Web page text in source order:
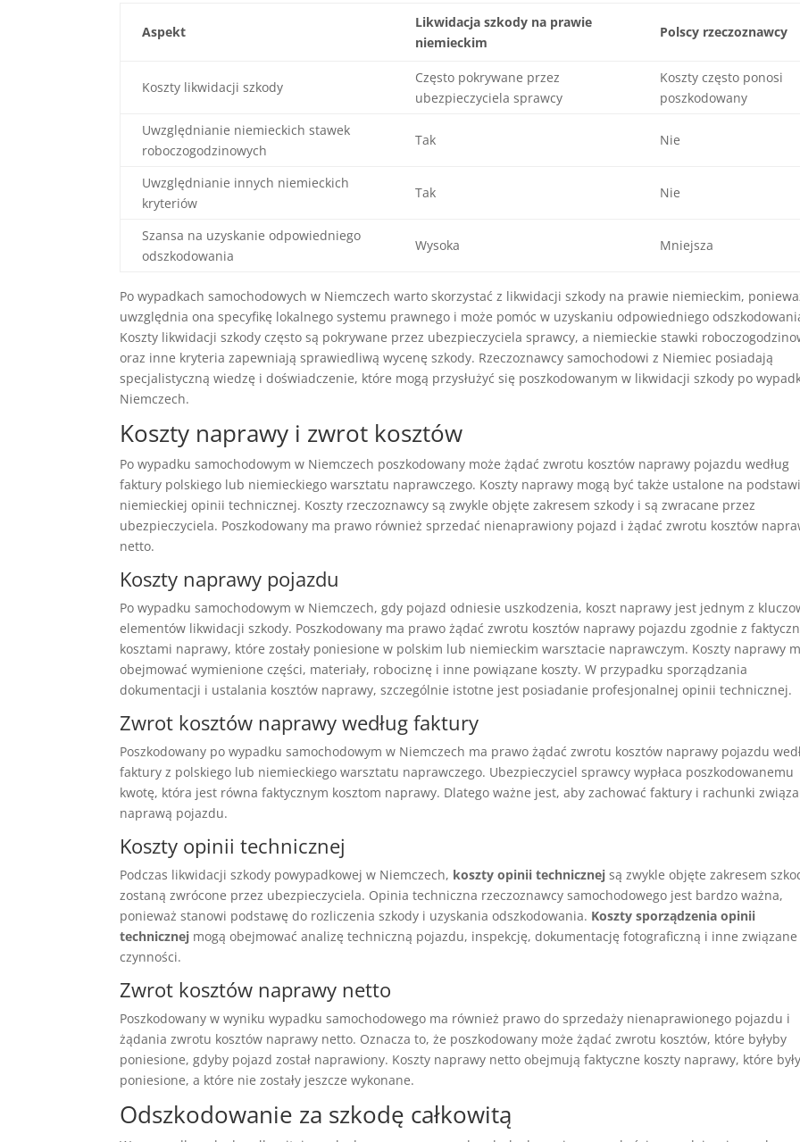
Aspekt
Likwidacja szkody na prawie
niemieckim
Polscy rzeczoznawcy
Koszty likwidacji szkody
Często pokrywane przez
ubezpieczyciela sprawcy
Koszty często ponosi
poszkodowany
Uwzględnianie niemieckich stawek
roboczogodzinowych
Tak Nie
Uwzględnianie innych niemieckich
kryteriów
Tak Nie
Szansa na uzyskanie odpowiedniego
odszkodowania
Wysoka Mniejsza
Po wypadkach samochodowych w Niemczech warto skorzystać z likwidacji szkody na prawie niemieckim,
uwzględnia ona specyfikę lokalnego systemu prawnego i może pomóc w uzyskaniu odpowiedniego
Koszty likwidacji szkody często są pokrywane przez ubezpieczyciela sprawcy, a niemieckie stawki
oraz inne kryteria zapewniają sprawiedliwą wycenę szkody. Rzeczoznawcy samochodowi z Niemiec posiadają
specjalistyczną wiedzę i doświadczenie, które mogą przysłużyć się poszkodowanym w likwidacji szkody po
Niemczech.
Koszty naprawy i zwrot kosztów
Po wypadku samochodowym w Niemczech poszkodowany może żądać zwrotu kosztów naprawy pojazdu według
faktury polskiego lub niemieckiego warsztatu naprawczego. Koszty naprawy mogą być także ustalone na
niemieckiej opinii technicznej. Koszty rzeczoznawcy są zwykle objęte zakresem szkody i są zwracane przez
ubezpieczyciela. Poszkodowany ma prawo również sprzedać nienaprawiony pojazd i żądać zwrotu kosztów
netto.
Koszty naprawy pojazdu
Po wypadku samochodowym w Niemczech, gdy pojazd odniesie uszkodzenia, koszt naprawy jest jednym z
elementów likwidacji szkody. Poszkodowany ma prawo żądać zwrotu kosztów naprawy pojazdu zgodnie z
kosztami naprawy, które zostały poniesione w polskim lub niemieckim warsztacie naprawczym. Koszty naprawy
obejmować wymienione części, materiały, robociznę i inne powiązane koszty. W przypadku sporządzania
dokumentacji i ustalania kosztów naprawy, szczególnie istotne jest posiadanie profesjonalnej opinii technicznej.
Zwrot kosztów naprawy według faktury
Poszkodowany po wypadku samochodowym w Niemczech ma prawo żądać zwrotu kosztów naprawy pojazdu
faktury z polskiego lub niemieckiego warsztatu naprawczego. Ubezpieczyciel sprawcy wypłaca poszkodowanemu
kwotę, która jest równa faktycznym kosztom naprawy. Dlatego ważne jest, aby zachować faktury i rachunki
naprawą pojazdu.
Koszty opinii technicznej
Podczas likwidacji szkody powypadkowej w Niemczech, koszty opinii technicznej są zwykle objęte zakresem
zostaną zwrócone przez ubezpieczyciela. Opinia techniczna rzeczoznawcy samochodowego jest bardzo ważna,
ponieważ stanowi podstawę do rozliczenia szkody i uzyskania odszkodowania. Koszty sporządzenia opinii
technicznej mogą obejmować analizę techniczną pojazdu, inspekcję, dokumentację fotograficzną i inne związane
czynności.
Zwrot kosztów naprawy netto
Poszkodowany w wyniku wypadku samochodowego ma również prawo do sprzedaży nienaprawionego pojazdu i
żądania zwrotu kosztów naprawy netto. Oznacza to, że poszkodowany może żądać zwrotu kosztów, które byłyby
poniesione, gdyby pojazd został naprawiony. Koszty naprawy netto obejmują faktyczne koszty naprawy, które
poniesione, a które nie zostały jeszcze wykonane.
Odszkodowanie za szkodę całkowitą